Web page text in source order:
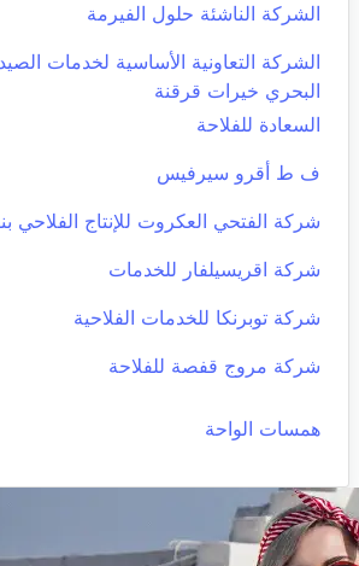
الشركة الناشئة حلول الفيرمة
الشركة التعاونية الأساسية لخدمات الصيد
البحري خيرات قرقنة
السعادة للفلاحة
ف ط أقرو سيرفيس
شركة الفتحي العكروت للإنتاج الفلاحي
شركة اقريسيلفار للخدمات
شركة توبرنكا للخدمات الفلاحية
شركة مروج قفصة للفلاحة
همسات الواحة